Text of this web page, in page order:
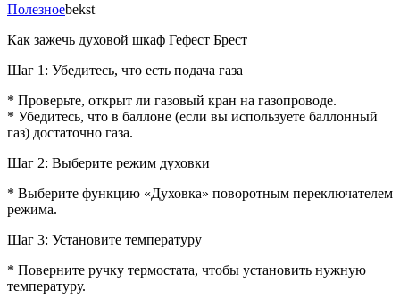
Полезноеbekst
Как зажечь духовой шкаф Гефест Брест
Шаг 1: Убедитесь, что есть подача газа
* Проверьте, открыт ли газовый кран на газопроводе.
* Убедитесь, что в баллоне (если вы используете баллонный
газ) достаточно газа.
Шаг 2: Выберите режим духовки
* Выберите функцию «Духовка» поворотным переключателем
режима.
Шаг 3: Установите температуру
* Поверните ручку термостата, чтобы установить нужную
температуру.